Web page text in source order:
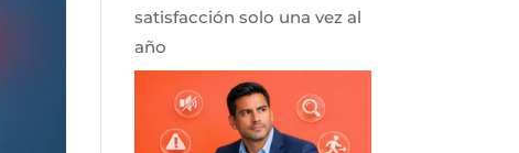
satisfacción solo una vez al
año